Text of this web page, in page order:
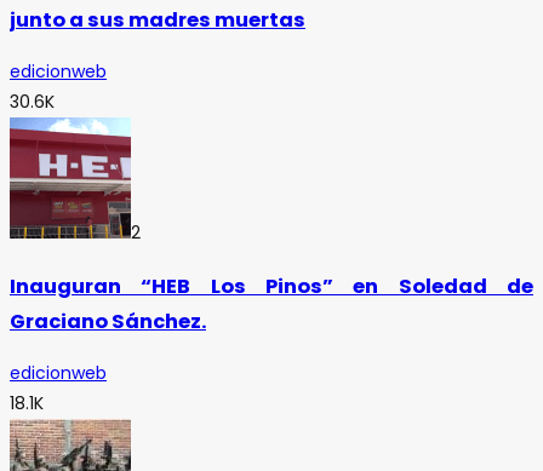
junto a sus madres muertas
edicionweb
30.6K
2
Inauguran “HEB Los Pinos” en Soledad de
Graciano Sánchez.
edicionweb
18.1K